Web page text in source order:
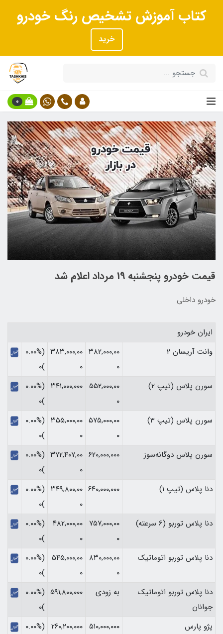
کتاب آموزش تشخیص رنگ خودرو
خرید
0
قیمت خودرو پنجشنبه 19 مرداد اعلام شد
خودرو داخلی
ایران خودرو
وانت آریسان 2
۳۸۲,۰۰۰,۰۰
۰
۳۸۳,۰۰۰,۰۰
۰
(۰.۰۰%
)۰
سورن پلاس (تیپ 2)
۵۵۲,۰۰۰,۰۰
۰
۳۴۱,۰۰۰,۰۰۰
(۰.۰۰%
)۰
سورن پلاس (تیپ 3)
۵۷۵,۰۰۰,۰۰
۰
۳۵۵,۰۰۰,۰۰
۰
(۰.۰۰%
)۰
سورن پلاس دوگانه‌سوز
۶۲۰,۰۰۰,۰۰۰ ۳۷۲,۴۰۷,۰۰
۰
(۰.۰۰%
)۰
دنا پلاس (تیپ 1)
۶۴۰,۰۰۰,۰۰۰ ۳۴۹,۸۰۰,۰۰
۰
(۰.۰۰%
)۰
دنا پلاس توربو (6 سرعته)
۷۵۷,۰۰۰,۰۰
۰
۴۸۲,۰۰۰,۰۰
۰
(۰.۰۰%
)۰
دنا پلاس توربو اتوماتیک
۸۳۰,۰۰۰,۰۰
۰
۵۴۵,۰۰۰,۰۰
۰
(۰.۰۰%
)۰
دنا پلاس توربو اتوماتیک
جوانان
به زودی ۵۹۱,۸۰۰,۰۰۰
(۰.۰۰%
)۰
پژو پارس
۵۱۰,۰۰۰,۰۰۰ ۲۶۰,۲۰۰,۰۰۰
(۰.۰۰%